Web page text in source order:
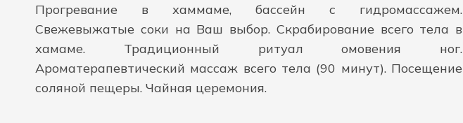
Прогревание в хаммаме, бассейн с гидромассажем.
Свежевыжатые соки на Ваш выбор. Скрабирование всего тела в
хамаме. Традиционный ритуал омовения ног.
Ароматерапевтический массаж всего тела (90 минут). Посещение
соляной пещеры. Чайная церемония.